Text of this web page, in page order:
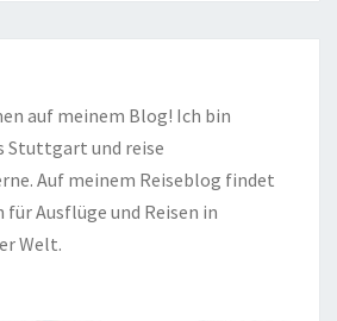
auf meinem Blog! Ich bin
Stuttgart und reise
Auf meinem Reiseblog findet
für Ausflüge und Reisen in
Welt.